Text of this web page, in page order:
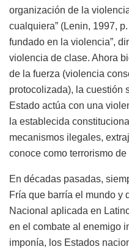
organización de la
cualquiera” (Lenin, 1997,
fundado en la violencia”,
violencia de clase. Ahora
de la fuerza (violencia
protocolizada), la cuestión
Estado actúa con una
la establecida
mecanismos ilegales,
conoce como terrorismo de
En décadas pasadas,
Fría que barría el mundo y
Nacional aplicada en
en el combate al enemigo
imponía, los Estados